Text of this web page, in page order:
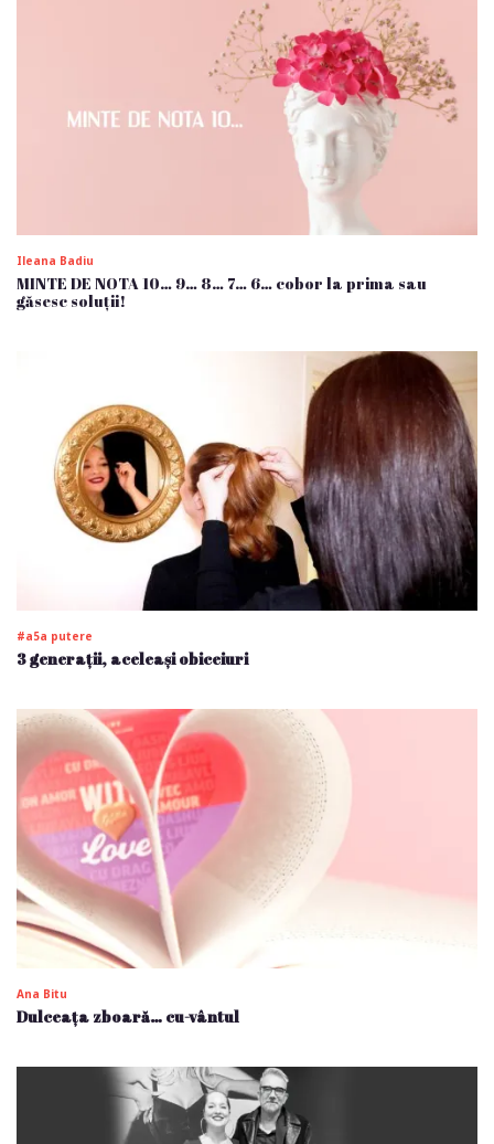
Ileana Badiu
MINTE DE NOTA 10… 9… 8… 7… 6… cobor la prima sau
găsesc soluții!
#a5a putere
3 generații, aceleași obiceiuri
Ana Bitu
Dulceața zboară… cu-vântul